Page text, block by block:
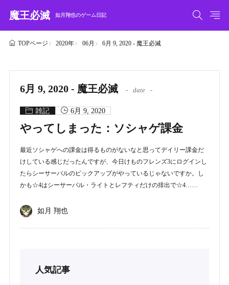
魔王必滅 如月翔也のゲーム日記
TOPページ 2020年 06月 6月 9, 2020 - 魔王必滅
6月 9, 2020 - 魔王必滅 date
雑記 6月 9, 2020
やってしまった：ソシャゲ課金
最近ソシャゲへの課金は得るものがないなと思ってデイリー課金だ
けしている感じだったんですが、今日けものフレンズ3にログインし
たらシーサーバルのピックアップがやっているじゃないですか。し
かも☆4はシーサーバル・ライトとレフティだけの排出で☆4……
如月 翔也
人気記事